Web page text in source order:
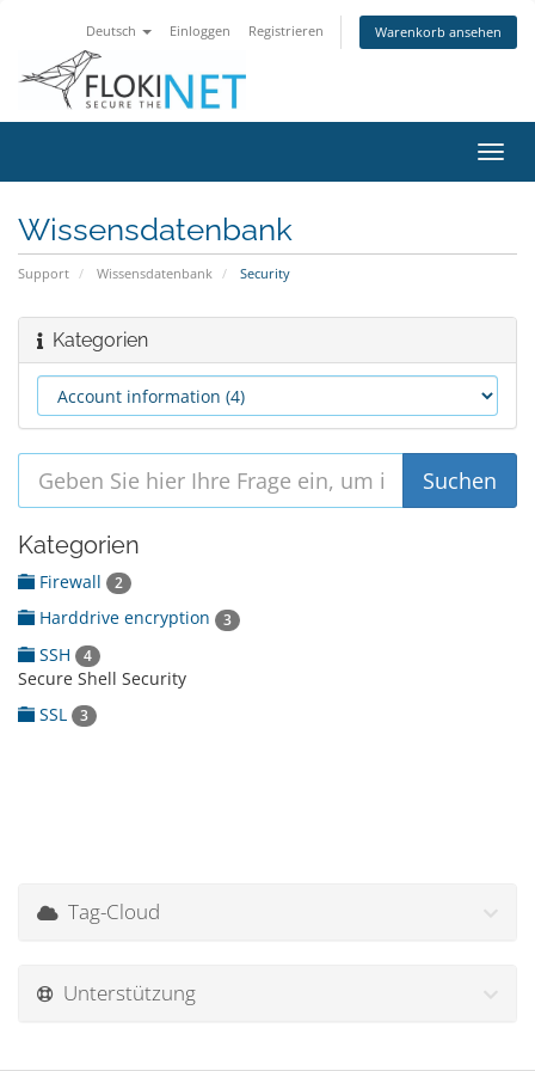
Deutsch Einloggen Registrieren Warenkorb ansehen
ein-/
Wissensdatenbank
Support Wissensdatenbank Security
Kategorien
Kategorien
Firewall 2
Harddrive encryption 3
SSH 4
Secure Shell Security
SSL
3
Tag-Cloud
Unterstützung